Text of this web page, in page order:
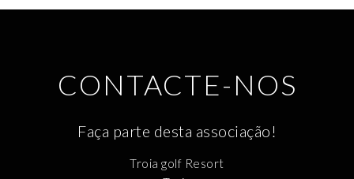
CONTACTE-NOS
Faça parte desta associação!
Troia golf Resort